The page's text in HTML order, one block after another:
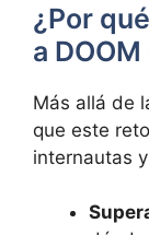
¿Por
a
Más allá de
que este
internautas